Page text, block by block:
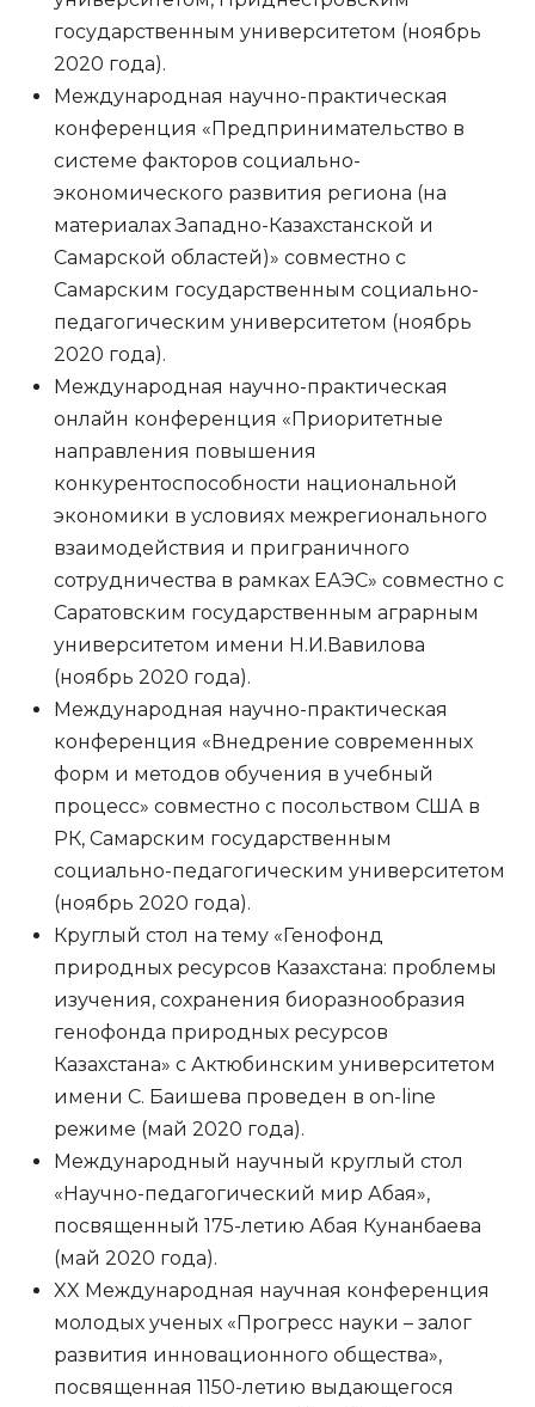
государственным университетом (ноябрь
2020 года).
Международная научно-практическая
конференция «Предпринимательство в
системе факторов социально-
экономического развития региона (на
материалах Западно-Казахстанской и
Самарской областей)» совместно с
Самарским государственным социально-
педагогическим университетом (ноябрь
2020 года).
Международная научно-практическая
онлайн конференция «Приоритетные
направления повышения
конкурентоспособности национальной
экономики в условиях межрегионального
взаимодействия и приграничного
сотрудничества в рамках ЕАЭС» совместно с
Саратовским государственным аграрным
университетом имени Н.И.Вавилова
(ноябрь 2020 года).
Международная научно-практическая
конференция «Внедрение современных
форм и методов обучения в учебный
процесс» совместно с посольством США в
РК, Самарским государственным
социально-педагогическим университетом
(ноябрь 2020 года).
Круглый стол на тему «Генофонд
природных ресурсов Казахстана: проблемы
изучения, сохранения биоразнообразия
генофонда природных ресурсов
Казахстана» с Актюбинским университетом
имени С. Баишева проведен в on-line
режиме (май 2020 года).
Международный научный круглый стол
«Научно-педагогический мир Абая»,
посвященный 175-летию Абая Кунанбаева
(май 2020 года).
XX Международная научная конференция
молодых ученых «Прогресс науки – залог
развития инновационного общества»,
посвященная 1150-летию выдающегося